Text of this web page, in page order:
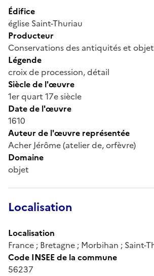
Édifice
église Saint-Thuriau
Producteur
Conservations des antiquités et
Légende
croix de procession, détail
Siècle de l'œuvre
1er quart 17e siècle
Date de l'œuvre
1610
Auteur de l'œuvre représentée
Acher Jérôme (atelier de, orfèvre)
Domaine
objet
Localisation
Localisation
France ; Bretagne ; Morbihan ; Saint-
Code INSEE de la commune
56237